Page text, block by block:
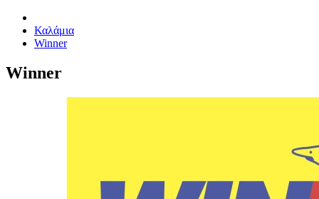
Καλάμια
Winner
Winner